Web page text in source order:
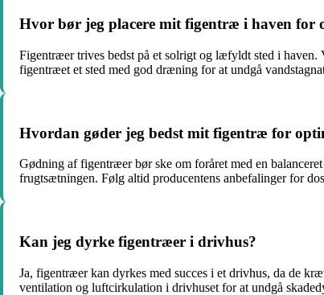
Hvor bør jeg placere mit figentræ i haven for
Figentræer trives bedst på et solrigt og læfyldt sted i
figentræet et sted med god dræning for at undgå
Hvordan gøder jeg bedst mit figentræ for
Gødning af figentræer bør ske om foråret med en
frugtsætningen. Følg altid producentens anbefalinger for
Kan jeg dyrke figentræer i drivhus?
Ja, figentræer kan dyrkes med succes i et drivhus, da de
ventilation og luftcirkulation i drivhuset for at undgå